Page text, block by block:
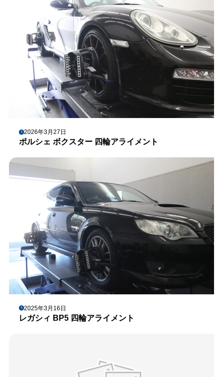
2026年3月27日
ポルシェ ボクスター 四輪アライメント
2025年3月16日
レガシィ BP5 四輪アライメント